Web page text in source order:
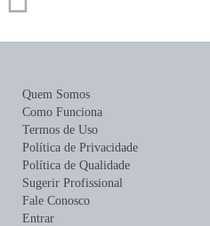
Quem Somos
Como Funciona
Termos de Uso
Política de Privacidade
Política de Qualidade
Sugerir Profissional
Fale Conosco
Entrar